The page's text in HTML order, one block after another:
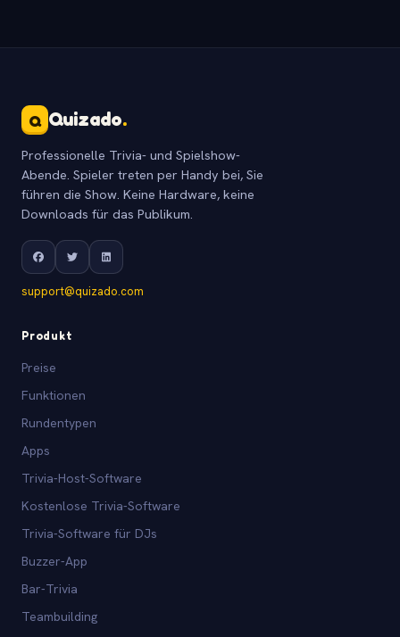
Q Quizado.
Professionelle Trivia- und Spielshow-
Abende. Spieler treten per Handy bei, Sie
führen die Show. Keine Hardware, keine
Downloads für das Publikum.
support@quizado.com
Produkt
Preise
Funktionen
Rundentypen
Apps
Trivia-Host-Software
Kostenlose Trivia-Software
Trivia-Software für DJs
Buzzer-App
Bar-Trivia
Teambuilding